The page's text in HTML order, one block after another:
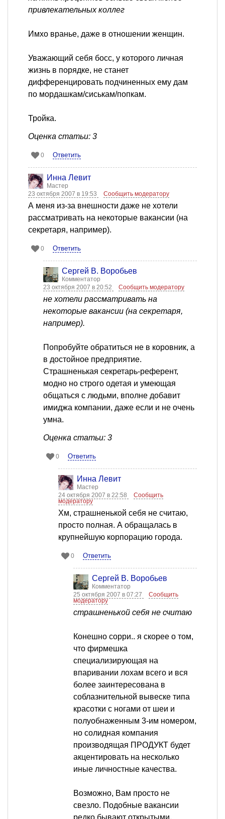
привлекательных коллег
Имхо вранье, даже в отношении женщин.
Уважающий себя босс, у которого личная
жизнь в порядке, не станет
дифференцировать подчиненных ему дам
по мордашкам/сиськам/попкам.
Тройка.
Оценка статьи: 3
0 Ответить
Инна Левит
Мастер
23 октября 2007 в 19:53
Сообщить модератору
А меня из-за внешности даже не хотели
рассматривать на некоторые вакансии (на
секретаря, например).
0 Ответить
Сергей В. Воробьев
Комментатор
23 октября 2007 в 20:52
Сообщить модератору
не хотели рассматривать на
некоторые вакансии (на секретаря,
например).
Попробуйте обратиться не в коровник, а
в достойное предприятие.
Страшненькая секретарь-референт,
модно но строго одетая и умеющая
общаться с людьми, вполне добавит
имиджа компании, даже если и не очень
умна.
Оценка статьи: 3
0 Ответить
Инна Левит
Мастер
24 октября 2007 в 22:58
Сообщить
модератору
Хм, страшненькой себя не считаю,
просто полная. А обращалась в
крупнейшую корпорацию города.
0 Ответить
Сергей В. Воробьев
Комментатор
25 октября 2007 в 07:27
Сообщить
модератору
страшненькой себя не считаю
Конешно сорри.. я скорее о том,
что фирмешка
специализирующая на
впаривании лохам всего и вся
более заинтересована в
соблазнительной вывеске типа
красотки с ногами от шеи и
полуобнаженным 3-им номером,
но солидная компания
производящая ПРОДУКТ будет
акцентировать на несколько
иные личностные качества.
Возможно, Вам просто не
свезло. Подобные вакансии
редко бывают открытыми.